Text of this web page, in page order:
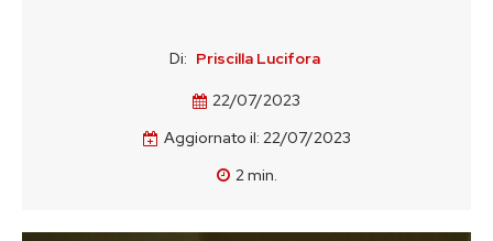
Di: Priscilla Lucifora
22/07/2023
Aggiornato il: 22/07/2023
2min.